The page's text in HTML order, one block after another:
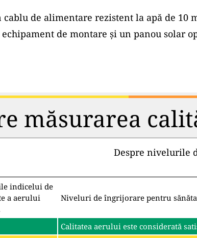
cablu de alimentare rezistent la apă de 10
de montare și un panou solar
măsurarea
Despre nivelurile
indicelui de
a aerului
Niveluri de îngrijorare pentru
Calitatea aerului este considerată